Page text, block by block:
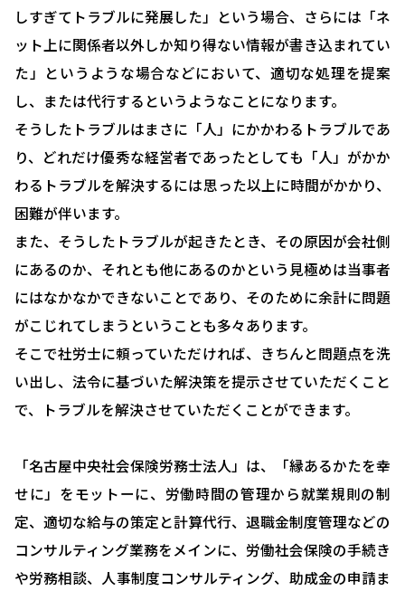
HOME
選ばれる理由
助成金について
就業規則について
採用コンサルティング
人事評価制度について
確定拠出型年金について
労務システム管理について
お客様の声
ブログ＆ニュース
しすぎてトラブルに発展した」という場合、さらには「ネ
ット上に関係者以外しか知り得ない情報が書き込まれてい
た」というような場合などにおいて、適切な処理を提案
し、または代行するというようなことになります。
そうしたトラブルはまさに「人」にかかわるトラブルであ
り、どれだけ優秀な経営者であったとしても「人」がかか
わるトラブルを解決するには思った以上に時間がかかり、
困難が伴います。
また、そうしたトラブルが起きたとき、その原因が会社側
にあるのか、それとも他にあるのかという見極めは当事者
にはなかなかできないことであり、そのために余計に問題
がこじれてしまうということも多々あります。
そこで社労士に頼っていただければ、きちんと問題点を洗
い出し、法令に基づいた解決策を提示させていただくこと
で、トラブルを解決させていただくことができます。
「名古屋中央社会保険労務士法人」は、「縁あるかたを幸
せに」をモットーに、労働時間の管理から就業規則の制
定、適切な給与の策定と計算代行、退職金制度管理などの
コンサルティング業務をメインに、労働社会保険の手続き
や労務相談、人事制度コンサルティング、助成金の申請ま